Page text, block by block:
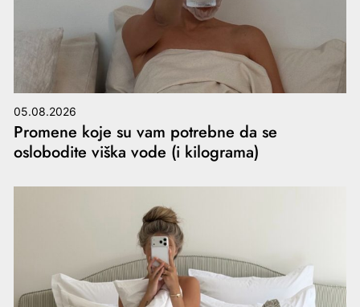
05.08.2026
Promene koje su vam potrebne da se
oslobodite viška vode (i kilograma)